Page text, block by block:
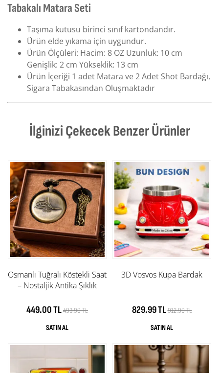
Tabakalı Matara Seti
Taşıma kutusu birinci sınıf kartondandır.
Ürün elde yıkama için uygundur.
Ürün Ölçüleri: Hacim: 8 OZ Uzunluk: 10 cm
Genişlik: 2 cm Yükseklik: 13 cm
Ürün İçeriği 1 adet Matara ve 2 Adet Shot Bardağı,
Sigara Tabakasından Oluşmaktadır
İlginizi Çekecek Benzer Ürünler
Osmanlı Tuğralı Köstekli Saat
– Nostaljik Antika Şıklık
449.00 TL493.90 TL
3D Vosvos Kupa Bardak
829.99 TL912.99 TL